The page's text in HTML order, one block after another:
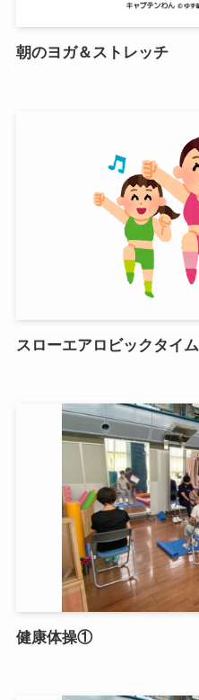
朝のヨガ＆ストレッチ
スローエアロビックタイム
健康体操①